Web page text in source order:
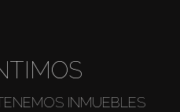
INMUEBLES